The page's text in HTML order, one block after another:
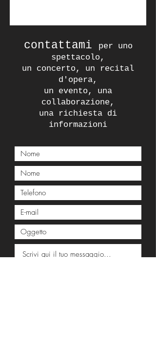
contattami
per uno
spettacolo,
un concerto, un recital
d'opera,
un evento, una
collaborazione,
una richiesta di
informazioni